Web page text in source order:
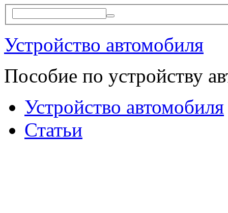
Устройство автомобиля
Пособие по устройству
Устройство автомобиля
Статьи